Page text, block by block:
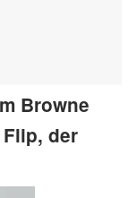
Browne
der